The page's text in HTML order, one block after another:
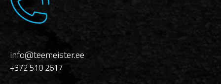
info@teemeister.ee
+372 510 2617